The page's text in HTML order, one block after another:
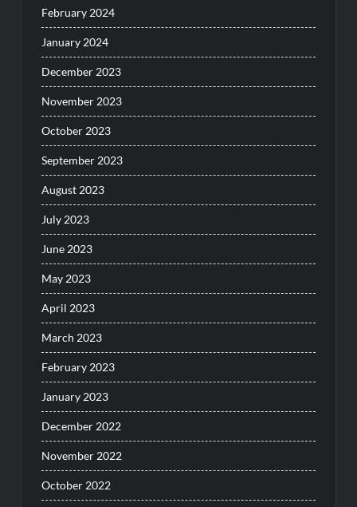
February 2024
January 2024
December 2023
November 2023
October 2023
September 2023
August 2023
July 2023
June 2023
May 2023
April 2023
March 2023
February 2023
January 2023
December 2022
November 2022
October 2022